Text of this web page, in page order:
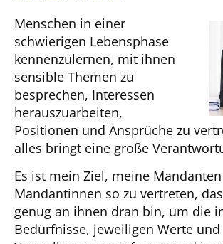
Menschen in einer
schwierigen Lebensphase
kennenzulernen, mit ihnen
sensible Themen zu
besprechen, Interessen
herauszuarbeiten,
Positionen und Ansprüche zu
alles bringt eine große
Es ist mein Ziel, meine
Mandantinnen so zu vertreten,
genug an ihnen dran bin, um die
Bedürfnisse, jeweiligen Werte und